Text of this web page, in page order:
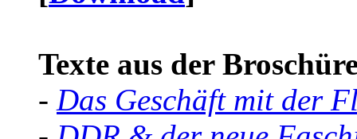
Texte aus der
- Das Geschäft mit der